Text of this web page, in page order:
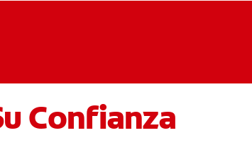
Confianza